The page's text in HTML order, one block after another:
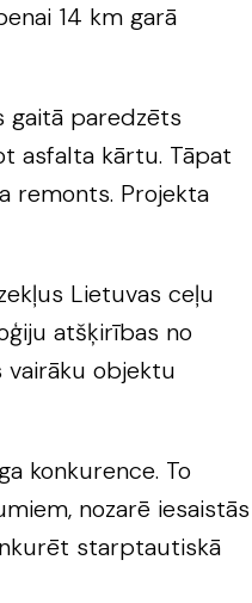
14 km garā
gaitā paredzēts
asfalta kārtu. Tāpat
remonts. Projekta
Lietuvas ceļu
atšķirības no
vairāku objektu
konkurence. To
nozarē iesaistās
starptautiskā